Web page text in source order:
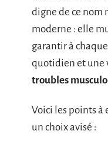
digne de ce nom
moderne : elle
garantir à
quotidien et une
troubles
Voici les points à
un choix avisé :